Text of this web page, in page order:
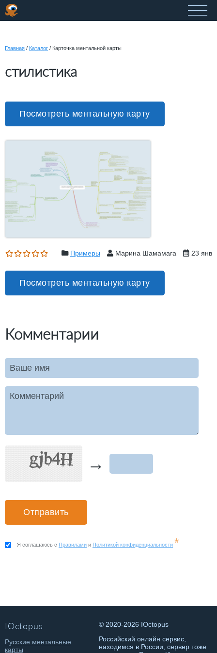
Главная / Каталог / Карточка ментальной карты
стилистика
Посмотреть ментальную карту
Примеры Марина Шамамага 23 янв
Посмотреть ментальную карту
Комментарии
Ваше имя
Комментарий
→
Я соглашаюсь с Правилами и Политикой конфиденциальности *
IOctopus
Русские ментальные
карты
© 2020-2026 IOctopus
Российский онлайн сервис,
находимся в России, сервер тоже